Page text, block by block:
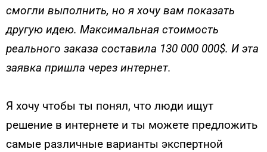
смогли выполнить, но я хочу вам показать
другую идею. Максимальная стоимость
реального заказа составила 130 000 000$. И эта
заявка пришла через интернет.
Я хочу чтобы ты понял, что люди ищут
решение в интернете и ты можете предложить
самые различные варианты экспертной